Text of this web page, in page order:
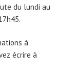
du lundi au
à
écrire à